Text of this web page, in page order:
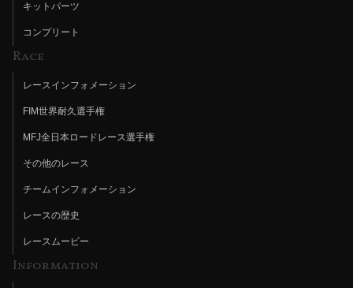
キットパーツ
コンプリート
Race
レースインフォメーション
FIM世界耐久選手権
MFJ全日本ロードレース選手権
その他のレース
チームインフォメーション
レースの歴史
レースムービー
Information